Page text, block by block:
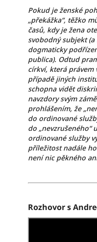
Pokud je ženské
„překážka“, těžko
časů, kdy je žena
svobodný subjekt
dogmaticky
publica). Odtud
církví, která právem
případě jiných
schopna vidět
navzdory svým
prohlášením, že
do ordinované
do „nevzrušeného“
ordinované služby
příležitost nadále
není nic pěkného
Rozhovor s